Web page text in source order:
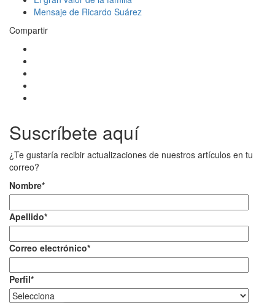
Mensaje de Ricardo Suárez
Compartir
Suscríbete aquí
¿Te gustaría recibir actualizaciones de nuestros artículos en tu
correo?
Nombre*
Apellido*
Correo electrónico*
Perfil*